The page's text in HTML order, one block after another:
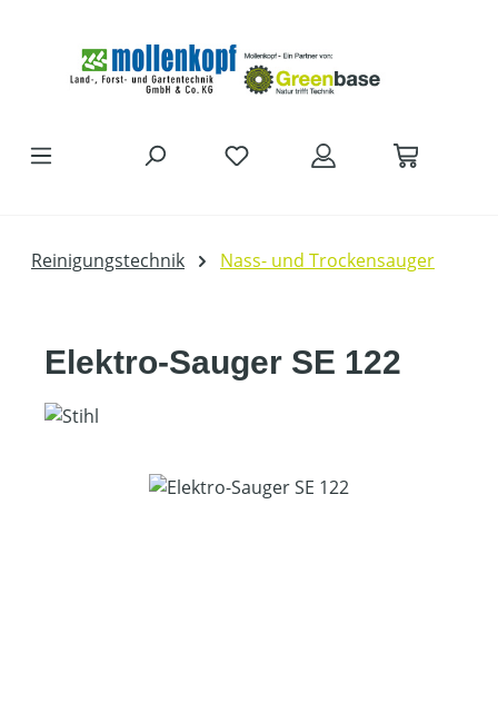
Reinigungstechnik Nass- und Trockensauger
Elektro-Sauger SE 122
Bildergalerie überspringen